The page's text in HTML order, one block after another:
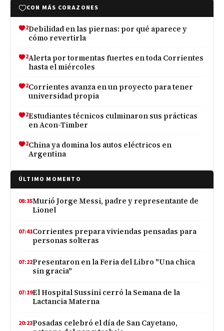
CON MÁS CORAZONES
2Debilidad en las piernas: por qué aparece y
cómo revertirla
2Alerta por tormentas fuertes en toda Corrientes
hasta el miércoles
2Corrientes avanza en un proyecto para tener
universidad propia
2Estudiantes técnicos culminaron sus prácticas
en Acon-Timber
2China ya domina los autos eléctricos en
Argentina
ÚLTIMO MOMENTO
08:35Murió Jorge Messi, padre y representante de
Lionel
07:41Corrientes prepara viviendas pensadas para
personas solteras
07:22Presentaron en la Feria del Libro "Una chica
sin gracia"
07:19El Hospital Sussini cerró la Semana de la
Lactancia Materna
20:23Posadas celebró el día de San Cayetano,